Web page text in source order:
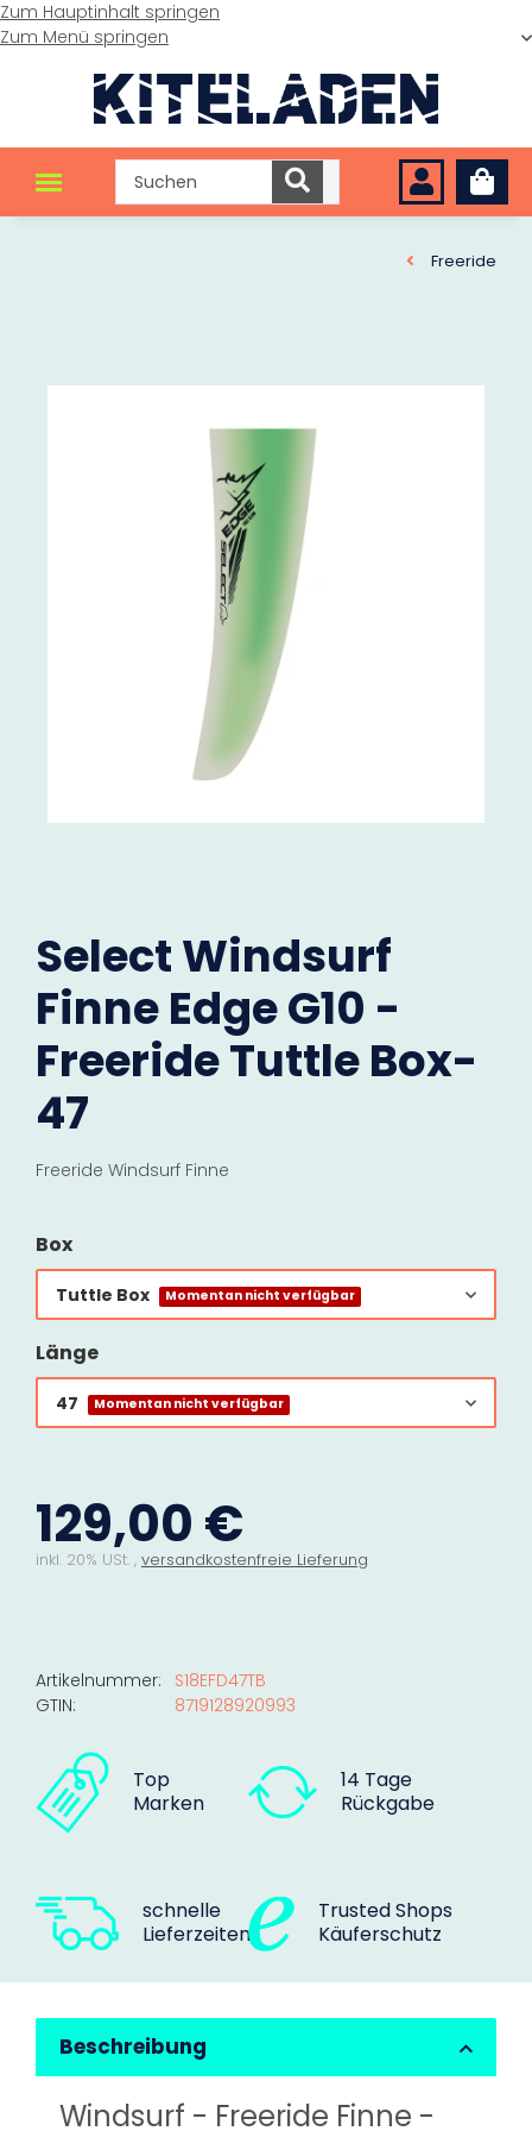
Zum Hauptinhalt springen
Zum Menü springen
Freeride
Select Windsurf
Finne Edge G10 -
Freeride Tuttle Box-
47
Freeride Windsurf Finne
Box
Tuttle Box Momentan nicht verfügbar
Länge
47 Momentan nicht verfügbar
129,00 €
inkl. 20% USt. , versandkostenfreie Lieferung
Artikelnummer:
S18EFD47TB
GTIN:
8719128920993
Top
Marken
14 Tage
Rückgabe
schnelle
Lieferzeiten
Trusted Shops
Käuferschutz
Beschreibung
Windsurf - Freeride Finne -